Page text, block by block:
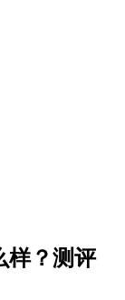
样？测评